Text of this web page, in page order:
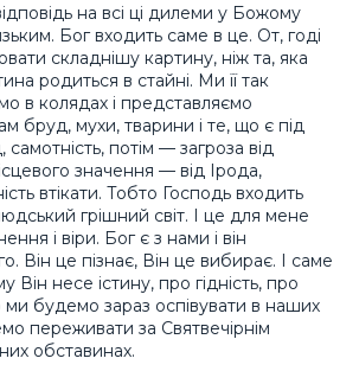
на всі ці дилеми у Божому
Бог входить саме в це. От, годі
складнішу картину, ніж та, яка
родиться в стайні. Ми її так
в колядах і представляємо
бруд, мухи, тварини і те, що є під
потім — загроза від
значення — від Ірода,
втікати. Тобто Господь входить
грішний світ. І це для мене
і віри. Бог є з нами і він
Він це пізнає, Він це вибирає. І саме
Він несе істину, про гідність, про
будемо зараз оспівувати в наших
переживати за Святвечірнім
обставинах.